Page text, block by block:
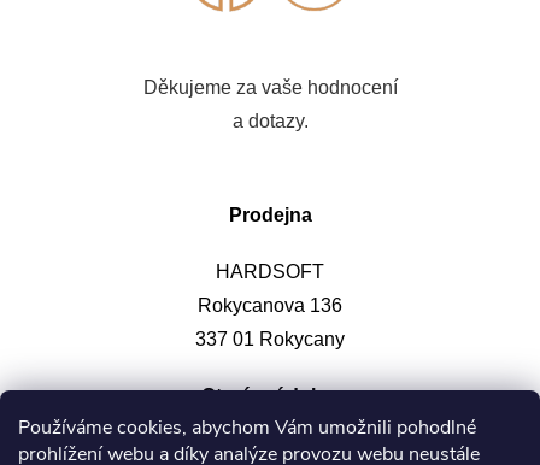
Používáme cookies, abychom Vám umožnili pohodlné
prohlížení webu a díky analýze provozu webu neustále
Děkujeme za vaše hodnocení
a dotazy.
Prodejna
HARDSOFT
Rokycanova 136
337 01 Rokycany
Otevírací doba: